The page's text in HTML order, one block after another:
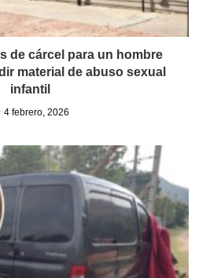
de cárcel para un hombre
material de abuso sexual
infantil
4 febrero, 2026